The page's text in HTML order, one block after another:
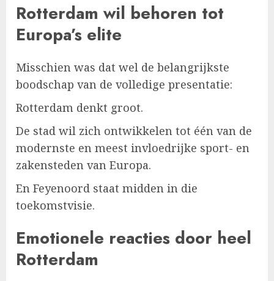
Rotterdam wil behoren tot
Europa’s elite
Misschien was dat wel de belangrijkste
boodschap van de volledige presentatie:
Rotterdam denkt groot.
De stad wil zich ontwikkelen tot één van de
modernste en meest invloedrijke sport- en
zakensteden van Europa.
En Feyenoord staat midden in die
toekomstvisie.
Emotionele reacties door heel
Rotterdam